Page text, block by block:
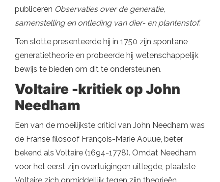
publiceren Observaties over de generatie,
samenstelling en ontleding van dier- en plantenstof.
Ten slotte presenteerde hij in 1750 zijn spontane
generatietheorie en probeerde hij wetenschappelijk
bewijs te bieden om dit te ondersteunen.
Voltaire -kritiek op John
Needham
Een van de moeilijkste critici van John Needham was
de Franse filosoof François-Marie Aouue, beter
bekend als Voltaire (1694-1778). Omdat Needham
voor het eerst zijn overtuigingen uitlegde, plaatste